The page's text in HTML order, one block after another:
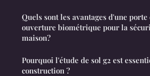
Quels sont les avantages d'une
ouverture biométrique pour la
maison?
Pourquoi l'étude de sol g2 est
construction ?